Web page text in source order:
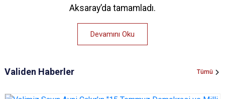
Aksaray’da tamamladı.
Devamını Oku
Validen Haberler Tümü